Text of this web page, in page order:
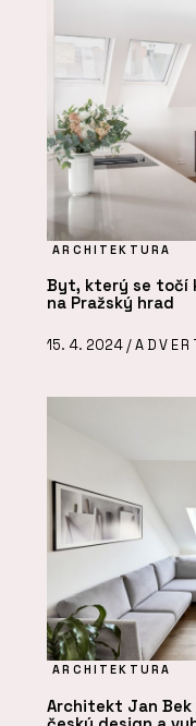
ARCHITEKTURA
Byt, který se točí
na Pražský hrad
15. 4. 2024 /
ARCHITEKTURA
Architekt Jan